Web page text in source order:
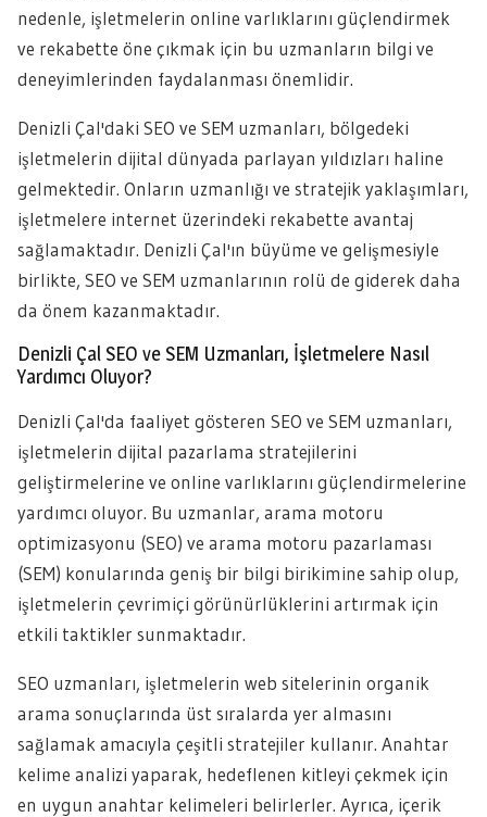
nedenle, işletmelerin online varlıklarını güçlendirmek
ve rekabette öne çıkmak için bu uzmanların bilgi ve
deneyimlerinden faydalanması önemlidir.
Denizli Çal'daki SEO ve SEM uzmanları, bölgedeki
işletmelerin dijital dünyada parlayan yıldızları haline
gelmektedir. Onların uzmanlığı ve stratejik yaklaşımları,
işletmelere internet üzerindeki rekabette avantaj
sağlamaktadır. Denizli Çal'ın büyüme ve gelişmesiyle
birlikte, SEO ve SEM uzmanlarının rolü de giderek daha
da önem kazanmaktadır.
Denizli Çal SEO ve SEM Uzmanları, İşletmelere Nasıl
Yardımcı Oluyor?
Denizli Çal'da faaliyet gösteren SEO ve SEM uzmanları,
işletmelerin dijital pazarlama stratejilerini
geliştirmelerine ve online varlıklarını güçlendirmelerine
yardımcı oluyor. Bu uzmanlar, arama motoru
optimizasyonu (SEO) ve arama motoru pazarlaması
(SEM) konularında geniş bir bilgi birikimine sahip olup,
işletmelerin çevrimiçi görünürlüklerini artırmak için
etkili taktikler sunmaktadır.
SEO uzmanları, işletmelerin web sitelerinin organik
arama sonuçlarında üst sıralarda yer almasını
sağlamak amacıyla çeşitli stratejiler kullanır. Anahtar
kelime analizi yaparak, hedeflenen kitleyi çekmek için
en uygun anahtar kelimeleri belirlerler. Ayrıca, içerik